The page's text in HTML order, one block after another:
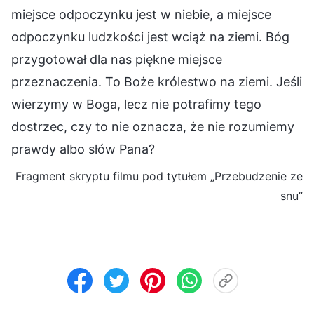
miejsce odpoczynku jest w niebie, a miejsce
odpoczynku ludzkości jest wciąż na ziemi. Bóg
przygotował dla nas piękne miejsce
przeznaczenia. To Boże królestwo na ziemi. Jeśli
wierzymy w Boga, lecz nie potrafimy tego
dostrzec, czy to nie oznacza, że nie rozumiemy
prawdy albo słów Pana?
Fragment skryptu filmu pod tytułem „Przebudzenie ze
snu”